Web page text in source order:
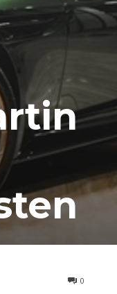
0